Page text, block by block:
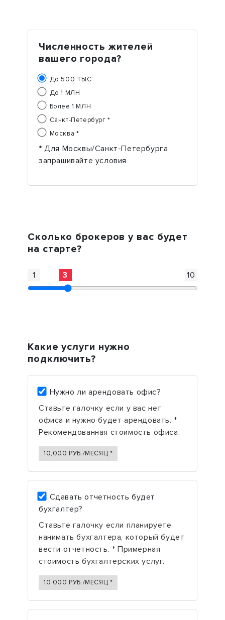
Численность жителей
вашего города?
До 500 ТЫС
До 1 МЛН
Более 1 МЛН
Санкт-Петербург *
Москва *
* Для Москвы/Санкт-Петербурга
запрашивайте условия
Сколько брокеров у вас будет
на старте?
1 10
3
Какие услуги нужно
подключить?
Нужно ли арендовать офис?
Ставьте галочку если у вас нет
офиса и нужно будет арендовать. *
Рекомендованная стоимость офиса.
10,000 РУБ./МЕСЯЦ *
Сдавать отчетность будет
бухгалтер?
Ставьте галочку если планируете
нанимать бухгалтера, который будет
вести отчетность. * Примерная
стоимость бухгалтерских услуг.
10 000 РУБ./МЕСЯЦ *